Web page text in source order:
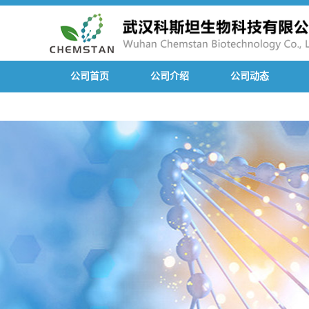
公司首页 公司介绍 公司动态